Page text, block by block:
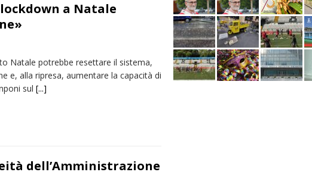
a Natale
Natale potrebbe resettare il sistema,
e, alla ripresa, aumentare la capacità di
sul [...]
dell’Amministrazione